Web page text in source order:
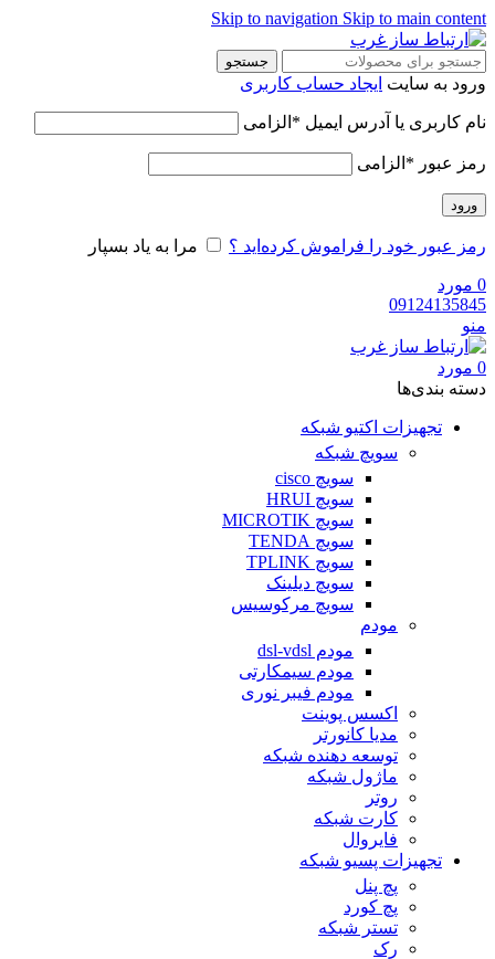
Skip to navigation Skip to main content
جستجو
ورود به سایت ایجاد حساب کاربری
نام کاربری یا آدرس ایمیل * الزامی
رمز عبور * الزامی
ورود
رمز عبور خود را فراموش کرده‌اید ؟ مرا به یاد بسپار
0 مورد
09124135845
منو
0 مورد
دسته‌ بندی‌ها
تجهیزات اکتیو شبکه
سویچ شبکه
سویچ cisco
سویچ HRUI
سویچ MICROTIK
سویچ TENDA
سویچ TPLINK
سویچ دیلینک
سویچ مرکوسیس
مودم
مودم dsl-vdsl
مودم سیمکارتی
مودم فیبر نوری
اکسس پوینت
مدیا کانورتر
توسعه دهنده شبکه
ماژول شبکه
روتر
کارت شبکه
فایروال
تجهیزات پسیو شبکه
پچ پنل
پچ کورد
تستر شبکه
رک